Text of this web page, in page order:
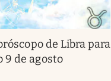
de Libra para
9 de agosto